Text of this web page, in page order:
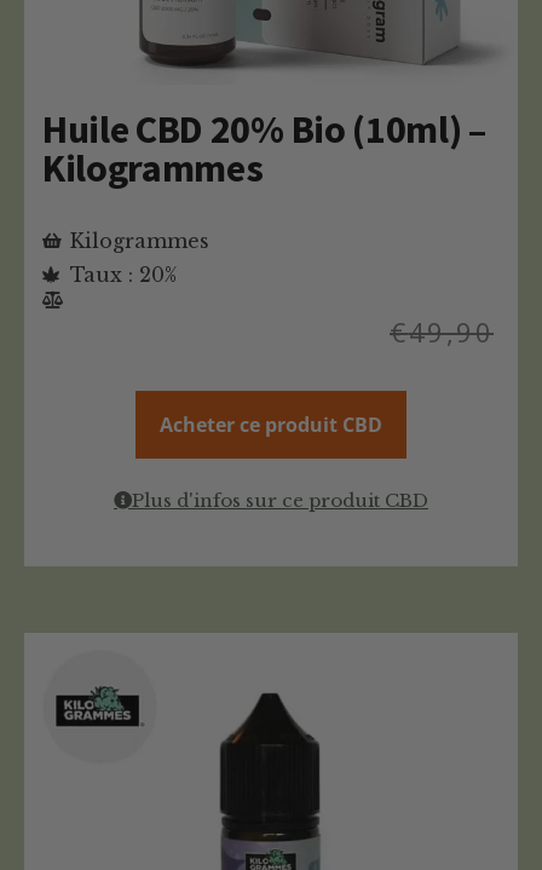
Huile CBD 20% Bio (10ml) –
Kilogrammes
Kilogrammes
Taux : 20%
€49,90
Acheter ce produit CBD
Plus d'infos sur ce produit CBD